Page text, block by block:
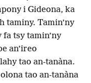
i Gideona, ka
taminy. Tamin’ny
fa tsy tamin’ny
an’ireo
tao an-tanàna.
tao an-tanàna